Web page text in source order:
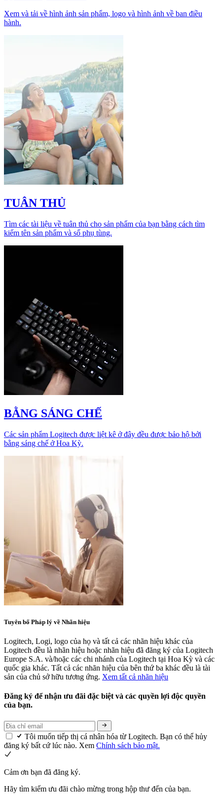
Xem và tải về hình ảnh sản phẩm, logo và hình ảnh về ban điều
hành.
TUÂN THỦ
Tìm các tài liệu về tuân thủ cho sản phẩm của bạn bằng cách tìm
kiếm tên sản phẩm và số phụ tùng.
BẰNG SÁNG CHẾ
Các sản phẩm Logitech được liệt kê ở đây đều được bảo hộ bởi
bằng sáng chế ở Hoa Kỳ.
Tuyên bố Pháp lý về Nhãn hiệu
Logitech, Logi, logo của họ và tất cả các nhãn hiệu khác của
Logitech đều là nhãn hiệu hoặc nhãn hiệu đã đăng ký của Logitech
Europe S.A. và/hoặc các chi nhánh của Logitech tại Hoa Kỳ và các
quốc gia khác. Tất cả các nhãn hiệu của bên thứ ba khác đều là tài
sản của chủ sở hữu tương ứng. Xem tất cả nhãn hiệu
Đăng ký để nhận ưu đãi đặc biệt và các quyền lợi độc quyền
của bạn.
Tôi muốn tiếp thị cá nhân hóa từ Logitech. Bạn có thể hủy
đăng ký bất cứ lúc nào. Xem Chính sách bảo mật.
Cảm ơn bạn đã đăng ký.
Hãy tìm kiếm ưu đãi chào mừng trong hộp thư đến của bạn.